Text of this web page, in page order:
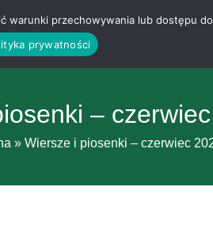
–
» Wiersze i piosenki – czerwiec
warunki przechowywania lub dostępu
prywatności